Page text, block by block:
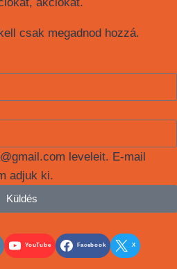
csak megadnod hozzá.
leveleit. E-mail
adjuk ki.
Küldés
YouTube Facebook X